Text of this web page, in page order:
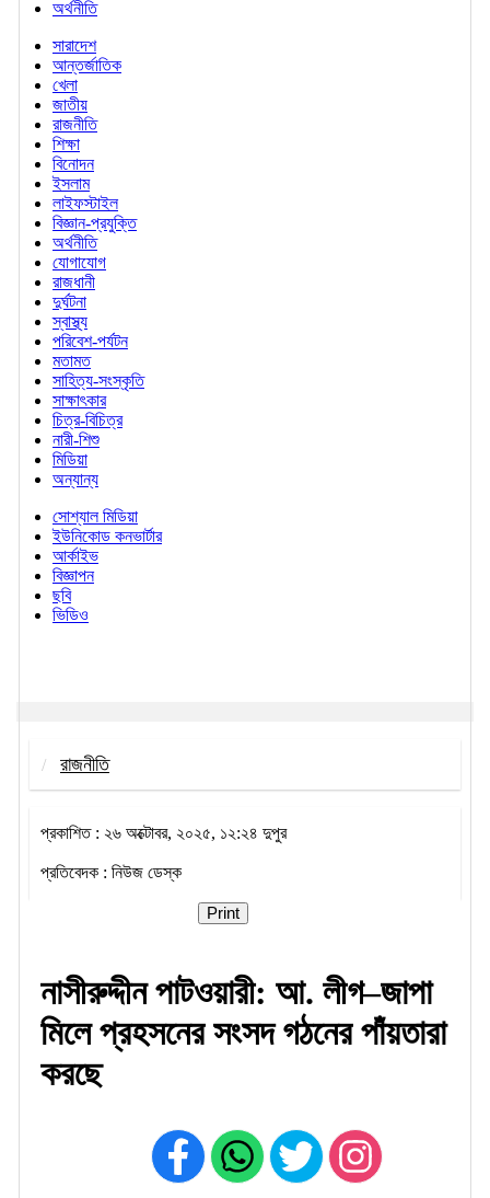
অর্থনীতি
সারাদেশ
আন্তর্জাতিক
খেলা
জাতীয়
রাজনীতি
শিক্ষা
বিনোদন
ইসলাম
লাইফস্টাইল
বিজ্ঞান-প্রযুক্তি
অর্থনীতি
যোগাযোগ
রাজধানী
দুর্ঘটনা
স্বাস্থ্য
পরিবেশ-পর্যটন
মতামত
সাহিত্য-সংস্কৃতি
সাক্ষাৎকার
চিত্র-বিচিত্র
নারী-শিশু
মিডিয়া
অন্যান্য
সোশ্যাল মিডিয়া
ইউনিকোড কনভার্টার
আর্কাইভ
বিজ্ঞাপন
ছবি
ভিডিও
রাজনীতি
প্রকাশিত : ২৬ অক্টোবর, ২০২৫, ১২:২৪ দুপুর
প্রতিবেদক : নিউজ ডেস্ক
Print
নাসীরুদ্দীন পাটওয়ারী: আ. লীগ–জাপা
মিলে প্রহসনের সংসদ গঠনের পাঁয়তারা
করছে